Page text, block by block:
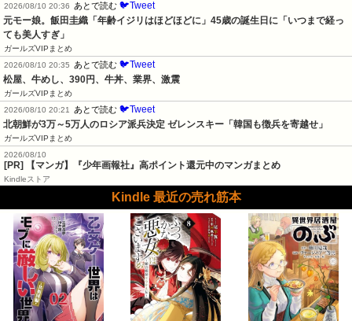
2026/08/10 20:36 あとで読む 🐦Tweet
元モー娘。飯田圭織「年齢イジリはほどほどに」45歳の誕生日に「いつまで経っ
ても美人すぎ」
ガールズVIPまとめ
2026/08/10 20:35 あとで読む 🐦Tweet
松屋、牛めし、390円、牛丼、業界、激震
ガールズVIPまとめ
2026/08/10 20:21 あとで読む 🐦Tweet
北朝鮮が3万～5万人のロシア派兵決定 ゼレンスキー「韓国も徴兵を寄越せ」
ガールズVIPまとめ
2026/08/10
[PR] 【マンガ】『少年画報社』高ポイント還元中のマンガまとめ
Kindleストア
Kindle 最近の売れ筋本